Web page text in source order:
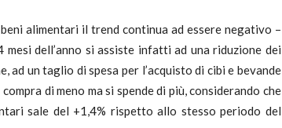
alimentari il trend continua ad essere negativo –
dell’anno si assiste infatti ad una riduzione dei
ad un taglio di spesa per l’acquisto di cibi e bevande
di meno ma si spende di più, considerando che
sale del +1,4% rispetto allo stesso periodo del